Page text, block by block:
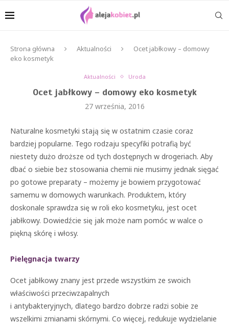
Strona główna Aktualności
Ocet jabłkowy – domowy
eko kosmetyk
Aktualności Uroda
Ocet jabłkowy – domowy eko kosmetyk
27 września, 2016
Naturalne kosmetyki stają się w ostatnim czasie coraz
bardziej popularne. Tego rodzaju specyfiki potrafią być
niestety dużo droższe od tych dostępnych w drogeriach. Aby
dbać o siebie bez stosowania chemii nie musimy jednak sięgać
po gotowe preparaty – możemy je bowiem przygotować
samemu w domowych warunkach. Produktem, który
doskonale sprawdza się w roli eko kosmetyku, jest ocet
jabłkowy. Dowiedźcie się jak może nam pomóc w walce o
piękną skórę i włosy.
Pielęgnacja twarzy
Ocet jabłkowy znany jest przede wszystkim ze swoich
właściwości przeciwzapalnych
i antybakteryjnych, dlatego bardzo dobrze radzi sobie ze
wszelkimi zmianami skórnymi. Co więcej, redukuje wydzielanie